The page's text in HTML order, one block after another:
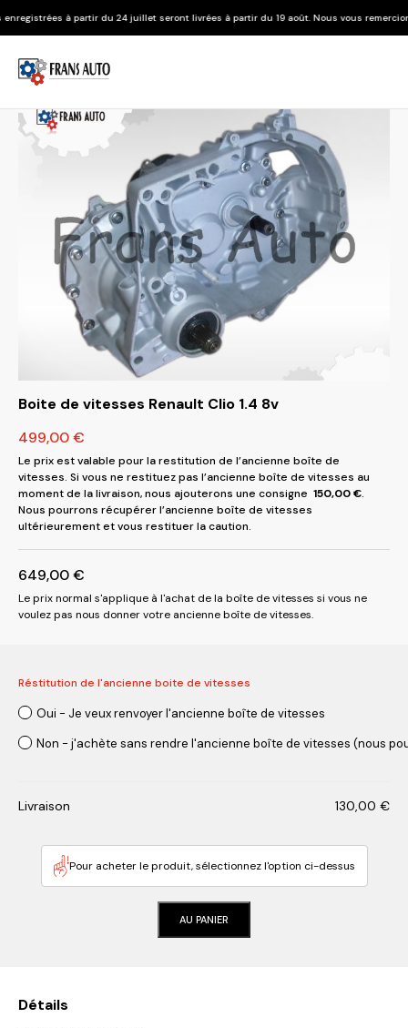
24 juillet seront livrées à partir du 19 août. Nous vous remercions de votre
Boite de vitesses Renault Clio 1.4 8v
499,00€
Le prix est valable pour la restitution de l’ancienne boîte de
vitesses. Si vous ne restituez pas l’ancienne boîte de vitesses au
moment de la livraison, nous ajouterons une consigne 150,00€.
Nous pourrons récupérer l’ancienne boîte de vitesses
ultérieurement et vous restituer la caution.
649,00€
Le prix normal s'applique à l'achat de la boîte de vitesses si vous ne
voulez pas nous donner votre ancienne boîte de vitesses.
Réstitution de l'ancienne boite de vitesses
Oui - Je veux renvoyer l'ancienne boîte de vitesses
Non - j'achète sans rendre l'ancienne boîte de vitesses (nous
Livraison 130,00 €
Pour acheter le produit, sélectionnez l'option ci-dessus
AU PANIER
Détails